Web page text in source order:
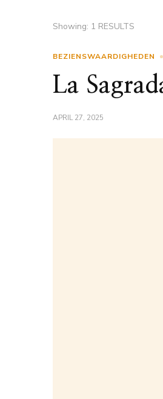
Showing: 1 RESULTS
BEZIENSWAARDIGHEDEN
La
APRIL 27, 2025